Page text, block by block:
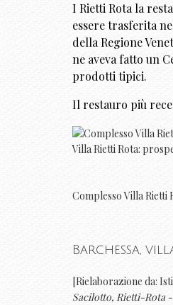
I Rietti Rota la
essere trasferita
della Regione
ne aveva fatto un
prodotti tipici.
Il restauro più
Villa Rietti Rota:
Complesso Villa Rietti
Barchessa,
[Rielaborazione da:
Sacilotto, Rietti-Rota